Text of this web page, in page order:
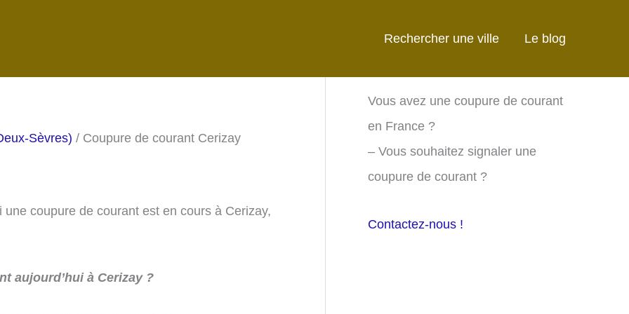
Rechercher une ville Le blog
Sèvres) / Coupure de courant Cerizay
coupure de courant est en cours à Cerizay,
aujourd’hui à Cerizay ?
Vous avez une coupure de courant
en France ?
– Vous souhaitez signaler une
coupure de courant ?
Contactez-nous !